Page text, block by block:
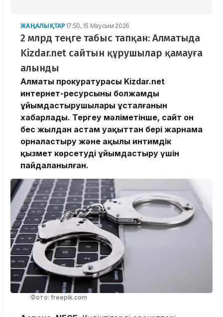
ЖАҢАЛЫҚТАР 17:50, 15 Маусым 2026
2 млрд теңге табыс тапқан: Алматыда
Kizdar.net сайтын құрушылар қамауға
алынды
Алматы прокуратурасы Kizdar.net
интернет-ресурсының болжамды
ұйымдастырушылары ұсталғанын
хабарлады. Тергеу мәліметінше, сайт он
бес жылдан астам уақыттан бері жарнама
орналастыру және ақылы интимдік
қызмет көрсетуді ұйымдастыру үшін
пайдаланылған.
Фото: freepik.com